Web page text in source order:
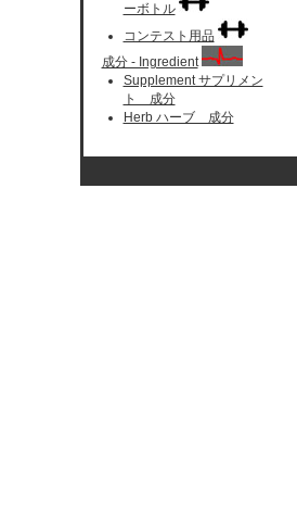
ーボトル
コンテスト用品
成分 - Ingredient
Supplement サプリメン
ト 成分
Herb ハーブ 成分